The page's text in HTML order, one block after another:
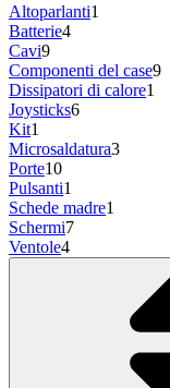
Altoparlanti1
Batterie4
Cavi9
Componenti del case9
Dissipatori di calore1
Joysticks6
Kit1
Microsaldatura3
Porte10
Pulsanti1
Schede madre1
Schermi7
Ventole4